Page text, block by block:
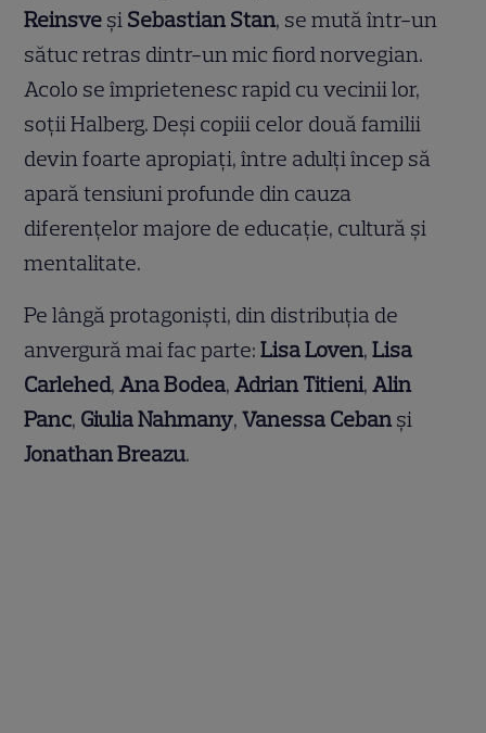
Reinsve și Sebastian Stan, se mută într-un
sătuc retras dintr-un mic fiord norvegian.
Acolo se împrietenesc rapid cu vecinii lor,
soții Halberg. Deși copiii celor două familii
devin foarte apropiați, între adulți încep să
apară tensiuni profunde din cauza
diferențelor majore de educație, cultură și
mentalitate.
Pe lângă protagoniști, din distribuția de
anvergură mai fac parte:Lisa Loven,Lisa
Carlehed,Ana Bodea,Adrian Titieni,Alin
Panc, Giulia Nahmany,Vanessa Ceban și
Jonathan Breazu.